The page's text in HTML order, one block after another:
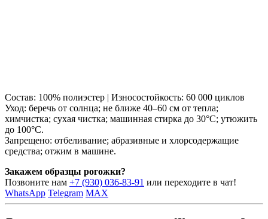
Состав: 100% полиэстер | Износостойкость: 60 000 циклов
Уход: беречь от солнца; не ближе 40–60 см от тепла;
химчистка; сухая чистка; машинная стирка до 30°C; утюжить
до 100°C.
Запрещено: отбеливание; абразивные и хлорсодержащие
средства; отжим в машине.
Закажем образцы рогожки?
Позвоните нам +7 (930) 036-83-91 или переходите в чат!
WhatsApp Telegram MAX